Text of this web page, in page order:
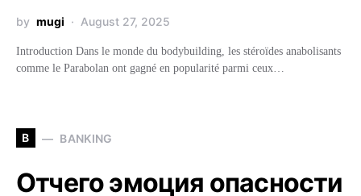
by mugi August 27, 2025
Introduction Dans le monde du bodybuilding, les stéroïdes anabolisants
comme le Parabolan ont gagné en popularité parmi ceux…
B BANKING
Отчего эмоция опасности